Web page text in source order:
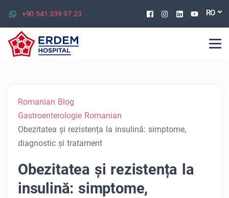
+90 541 339 97 23 Facebook
Instagram
Linkedin
RO
Romanian Blog
Gastroenterologie Romanian
Obezitatea și rezistența la insulină: simptome,
diagnostic și tratament
Obezitatea și rezistența la
insulină: simptome,